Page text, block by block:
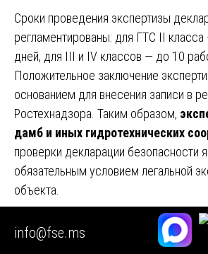
Сроки проведения экспертизы
регламентированы: для ГТС II
дней, для III и IV классов — до 10
Положительное заключение
основанием для внесения записи в
Ростехнадзора. Таким образом,
дамб и иных гидротехнических
проверки декларации безопасности
обязательным условием легальной
объекта.
Раздел 15. Анализ типичных
ходе экспертизы
info@fse.ms